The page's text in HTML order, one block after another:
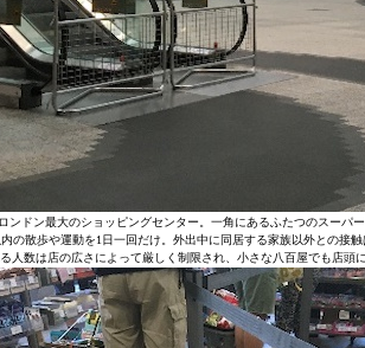
ンドン最大のショッピングセンター。一角にあるふたつのスーパ
の散歩や運動を1日一回だけ。外出中に同居する家族以外との接
人数は店の広さによって厳しく制限され、小さな八百屋でも店頭